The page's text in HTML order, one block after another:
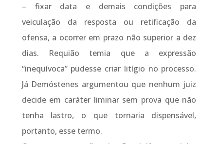
– fixar data e demais condições para
veiculação da resposta ou retificação da
ofensa, a ocorrer em prazo não superior a dez
dias. Requião temia que a expressão
“inequívoca” pudesse criar litígio no processo.
Já Demóstenes argumentou que nenhum juiz
decide em caráter liminar sem prova que não
tenha lastro, o que tornaria dispensável,
portanto, esse termo.